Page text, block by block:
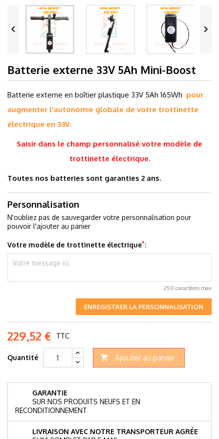
 
Batterie externe 33V 5Ah Mini-Boost
Batterie externe en boîtier plastique 33V 5Ah 165Wh pour
augmenter l'autonomie globale de votre trottinette
électrique en 33V.
Saisir dans le champ personnalisé votre modèle de
trottinette électrique.
Toutes nos batteries sont garanties 2 ans.
Personnalisation
N'oubliez pas de sauvegarder votre personnalisation pour
pouvoir l'ajouter au panier
Votre modèle de trottinette électrique*:
250 caractères max
ENREGISTRER LA PERSONNALISATION
229,52 € TTC
Quantité  Ajouter au panier
GARANTIE
SUR NOS PRODUITS NEUFS ET EN
RECONDITIONNEMENT
LIVRAISON AVEC NOTRE TRANSPORTEUR AGRÉE